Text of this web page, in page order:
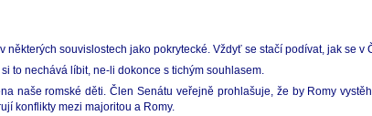
souvislostech jako pokrytecké. Vždyť se stačí podívat, jak se v
to nechává líbit, ne-li dokonce s tichým souhlasem.
naše romské děti. Člen Senátu veřejně prohlašuje, že by Romy
konflikty mezi majoritou a Romy.